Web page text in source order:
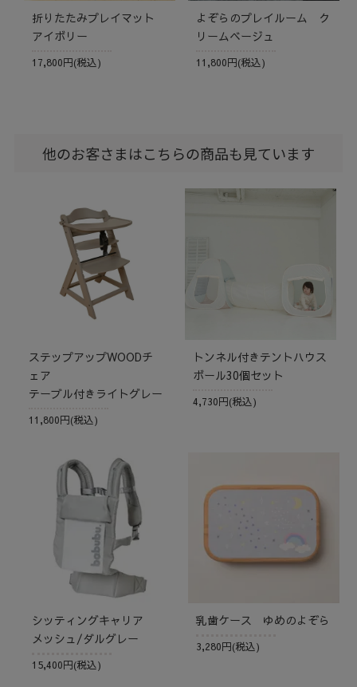
折りたたみプレイマット
アイボリー
17,800円(税込)
よぞらのプレイルーム ク
リームベージュ
11,800円(税込)
他のお客さまはこちらの商品も見ています
ステップアップWOODチ
ェア
テーブル付きライトグレー
11,800円(税込)
トンネル付きテントハウス
ボール30個セット
4,730円(税込)
シッティングキャリア
メッシュ/ダルグレー
15,400円(税込)
乳歯ケース ゆめのよぞら
3,280円(税込)